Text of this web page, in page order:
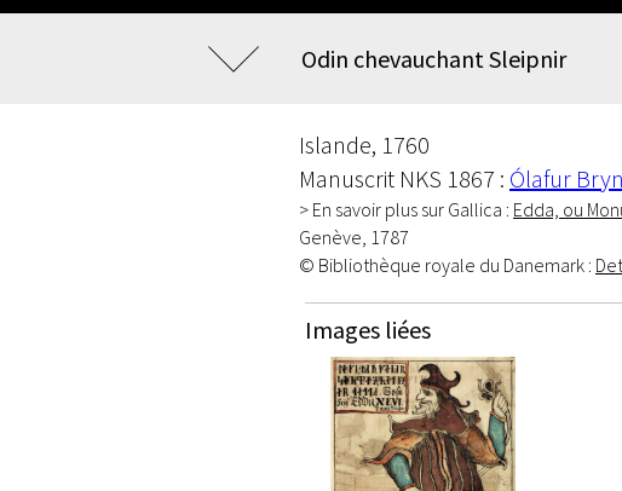
Odin chevauchant Sleipnir
Islande, 1760
Manuscrit NKS 1867 : Ólafur
> En savoir plus sur Gallica : Edda, ou
Genève, 1787
© Bibliothèque royale du Danemark :
Images liées